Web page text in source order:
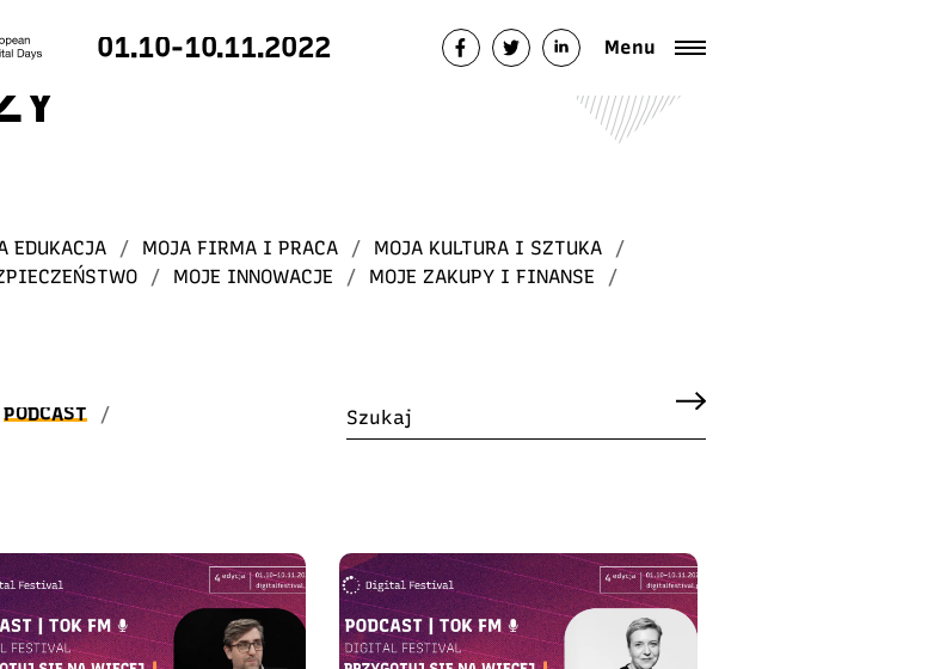
01.10-10.11.2022 Menu
EDUKACJA / MOJA FIRMA I PRACA / MOJA KULTURA I SZTUKA
/
/ MOJE INNOWACJE / MOJE ZAKUPY I FINANSE
/
PODCAST
/